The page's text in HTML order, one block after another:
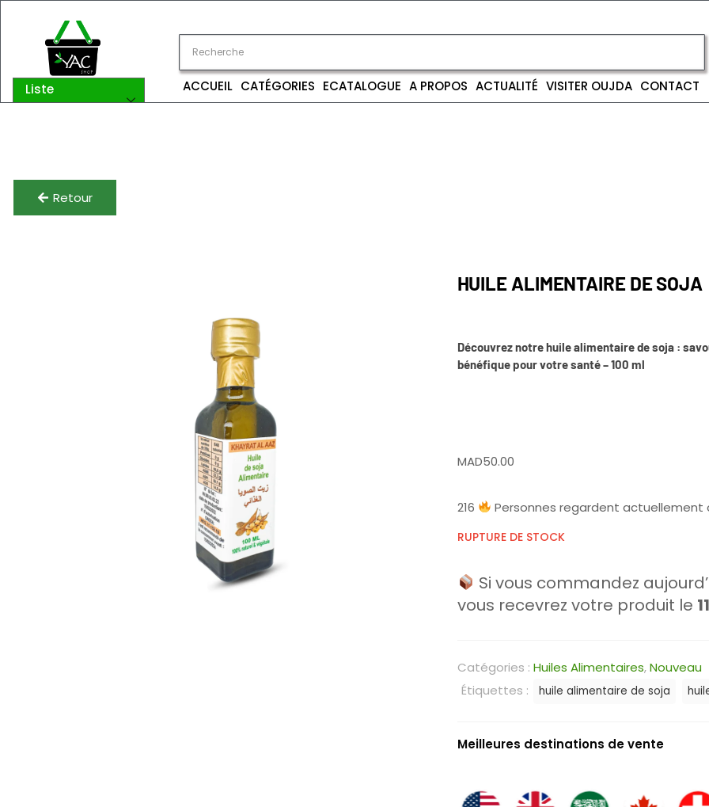
Liste
ACCUEIL CATÉGORIES ECATALOGUE A PROPOS ACTUALITÉ VISITER OUJDA CONTACT
Retour
HUILE ALIMENTAIRE DE SOJA
Découvrez notre huile alimentaire de soja :
bénéfique pour votre santé – 100 ml
MAD50.00
216 Personnes regardent actuellement
RUPTURE DE STOCK
Si vous commandez
vous recevrez votre produit le
Catégories : Huiles Alimentaires,Nouveau
Étiquettes :
huile alimentaire de soja
Meilleures destinations de vente